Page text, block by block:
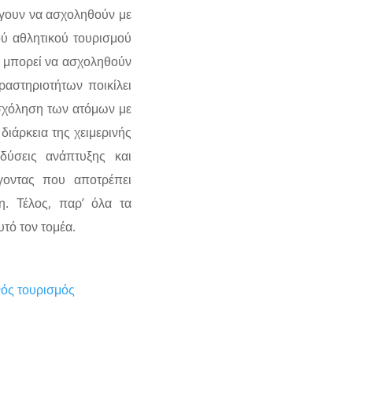
να ασχοληθούν με
αθλητικού τουρισμού
μπορεί να ασχοληθούν
ποικίλει
των ατόμων με
της χειμερινής
ανάπτυξης και
που αποτρέπει
Τέλος, παρ’ όλα τα
τον τομέα.
τουρισμός